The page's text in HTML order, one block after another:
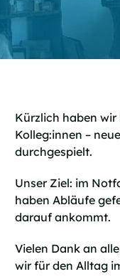
Kürzlich haben wir
Kolleg:innen –
durchgespielt.
Unser Ziel: im
haben Abläufe
darauf ankommt.
Vielen Dank an
wir für den Alltag